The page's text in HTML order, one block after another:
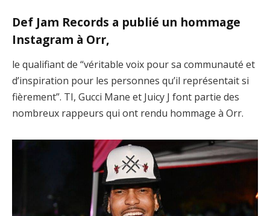
Def Jam Records a publié un hommage
Instagram à Orr,
le qualifiant de “véritable voix pour sa communauté et
d’inspiration pour les personnes qu’il représentait si
fièrement”. TI, Gucci Mane et Juicy J font partie des
nombreux rappeurs qui ont rendu hommage à Orr.